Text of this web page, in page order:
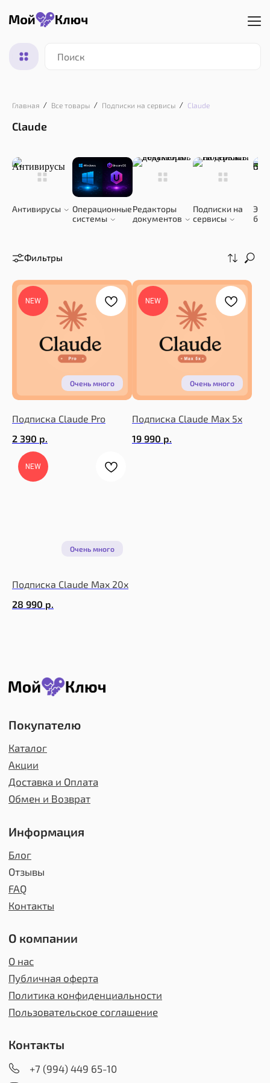
Главная Все товары Подписки на сервисы Claude
Claude
Антивирусы
Операционные
системы
Редакторы
документов
Подписки на
сервисы
Фильтры
NEW
Подписка Claude Pro
2 390 р.
NEW
Подписка Claude Max 5x
19 990 р.
NEW
Подписка Claude Max 20x
28 990 р.
©2025
Контакты
+7 (994) 449 65-10
Пользовательское соглашение
Публичная оферта
О нас
Блог